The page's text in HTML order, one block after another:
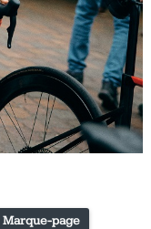
Marque-page